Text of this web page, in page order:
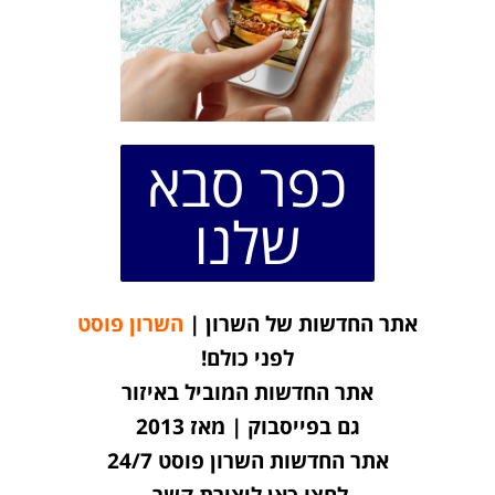
כפר סבא
שלנו
אתר החדשות של השרון | השרון פוסט
לפני כולם!
אתר החדשות המוביל באיזור
גם בפייסבוק | מאז 2013
אתר החדשות השרון פוסט 24/7